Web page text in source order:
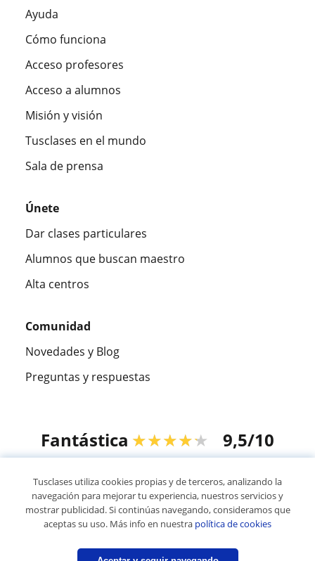
Ayuda
Cómo funciona
Acceso profesores
Acceso a alumnos
Misión y visión
Tusclases en el mundo
Sala de prensa
Únete
Dar clases particulares
Alumnos que buscan maestro
Alta centros
Comunidad
Novedades y Blog
Preguntas y respuestas
Fantástica ★★★★★ 9,5/10
© 2007 - 2026 Tusclases.mx
Mapa web:Profesores particulares
Tusclases utiliza cookies propias y de terceros, analizando la
navegación para mejorar tu experiencia, nuestros servicios y
mostrar publicidad. Si continúas navegando, consideramos que
aceptas su uso. Más info en nuestra política de cookies